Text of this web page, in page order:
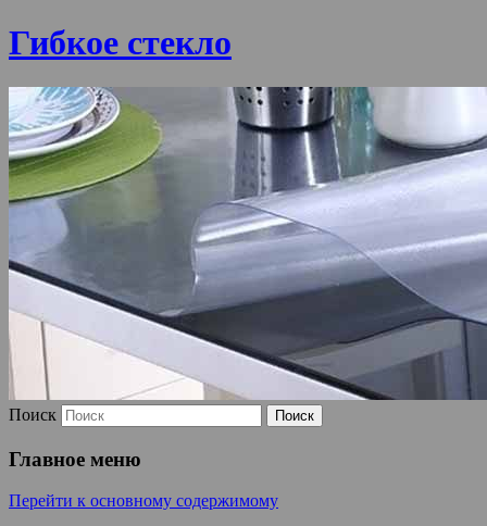
Гибкое стекло
Поиск
Главное меню
Перейти к основному содержимому